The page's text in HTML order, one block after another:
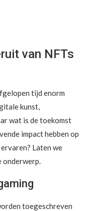
van NFTs
tijd enorm
kunst,
wat is de toekomst
impact hebben op
Laten we
onderwerp.
toegeschreven